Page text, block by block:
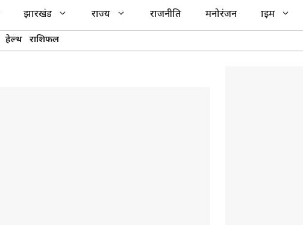
झारखंड राज्य राजनीति मनोरंजन क्राइम
हेल्थ राशिफल